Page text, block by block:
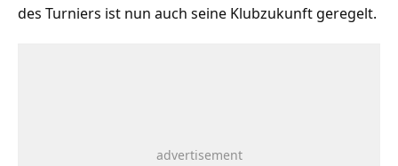
des Turniers ist nun auch seine Klubzukunft geregelt.